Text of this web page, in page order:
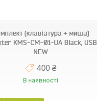
(клавіатура + миша)
KMS-CM-01-UA Black, USB
NEW
400 ₴
В наявності